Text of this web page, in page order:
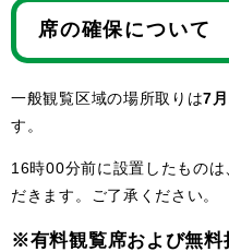
席の確保について
一般観覧区域の場所取りは7
す。
16時00分前に設置したもの
だきます。ご了承ください。
※有料観覧席および無料